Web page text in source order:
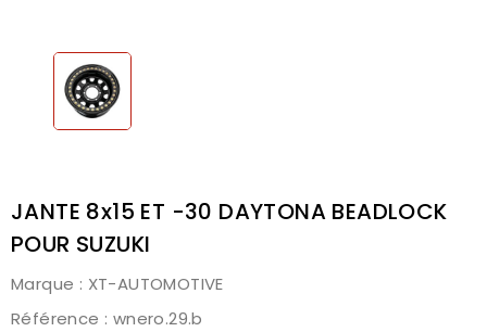
JANTE 8x15 ET -30 DAYTONA BEADLOCK
POUR SUZUKI
Marque : XT-AUTOMOTIVE
Référence : wnero.29.b